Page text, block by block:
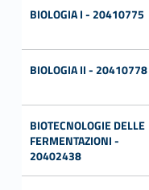
BIOLOGIA I - 20410775
BIOLOGIA II - 20410778
BIOTECNOLOGIE DELLE
FERMENTAZIONI -
20402438